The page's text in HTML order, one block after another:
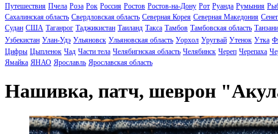
Путешествия Пчела Роза Рок Россия Ростов Ростов-на-Дону Рот Руанда Румыния
Сахалинская область Свердловская область Северная Корея Северная Македония
Судан США Таганрог Таджикистан Таиланд Такса Тамбов Тамбовская область
Узбекистан Улан-Удэ Ульяновск Ульяновская область Уорхол Уругвай Утенок Утка
Цифры Цыпленок Чад Части тела Челябигнская область Челябинск Череп Черепаха
Ямайка ЯНАО Ярославль Ярославская область
Нашивка, патч, шеврон